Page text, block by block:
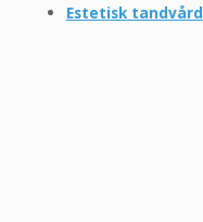
Estetisk tandvård